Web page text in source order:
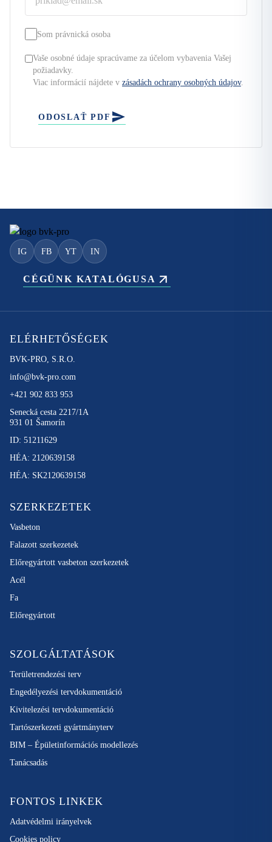
Som právnická osoba
Vaše osobné údaje spracúvame za účelom vybavenia Vašej
požiadavky.
Viac informácií nájdete v zásadách ochrany osobných údajov.
ODOSLAŤ PDF
IG FB YT IN
CÉGÜNK KATALÓGUSA
ELÉRHETŐSÉGEK
BVK-PRO, S.R.O.
info@bvk-pro.com
+421 902 833 953
Senecká cesta 2217/1A
931 01 Šamorín
ID: 51211629
HÉA: 2120639158
HÉA: SK2120639158
SZERKEZETEK
Vasbeton
Falazott szerkezetek
Előregyártott vasbeton szerkezetek
Acél
Fa
Előregyártott
SZOLGÁLTATÁSOK
Területrendezési terv
Engedélyezési tervdokumentáció
Kivitelezési tervdokumentáció
Tartószerkezeti gyártmányterv
BIM – Épületinformációs modellezés
Tanácsadás
FONTOS LINKEK
Adatvédelmi irányelvek
Cookies policy